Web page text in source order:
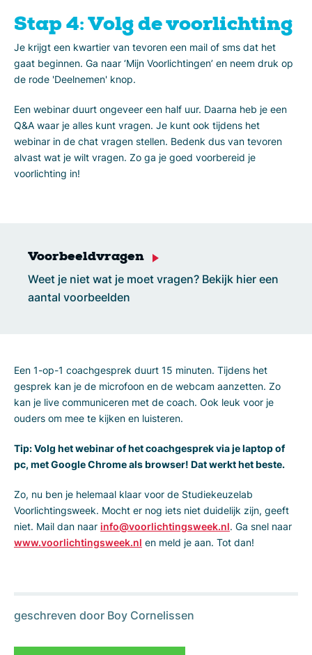
Stap 4: Volg de voorlichting
Je krijgt een kwartier van tevoren een mail of sms dat het
gaat beginnen. Ga naar ‘Mijn Voorlichtingen’ en neem druk op
de rode 'Deelnemen' knop.
Een webinar duurt ongeveer een half uur. Daarna heb je een
Q&A waar je alles kunt vragen. Je kunt ook tijdens het
webinar in de chat vragen stellen. Bedenk dus van tevoren
alvast wat je wilt vragen. Zo ga je goed voorbereid je
voorlichting in!
Voorbeeldvragen
Weet je niet wat je moet vragen? Bekijk hier een
aantal voorbeelden
Een 1-op-1 coachgesprek duurt 15 minuten. Tijdens het
gesprek kan je de microfoon en de webcam aanzetten. Zo
kan je live communiceren met de coach. Ook leuk voor je
ouders om mee te kijken en luisteren.
Tip: Volg het webinar of het coachgesprek via je laptop of
pc, met Google Chrome als browser! Dat werkt het beste.
Zo, nu ben je helemaal klaar voor de Studiekeuzelab
Voorlichtingsweek. Mocht er nog iets niet duidelijk zijn, geeft
niet. Mail dan naar info@voorlichtingsweek.nl. Ga snel naar
www.voorlichtingsweek.nl en meld je aan. Tot dan!
geschreven door Boy Cornelissen